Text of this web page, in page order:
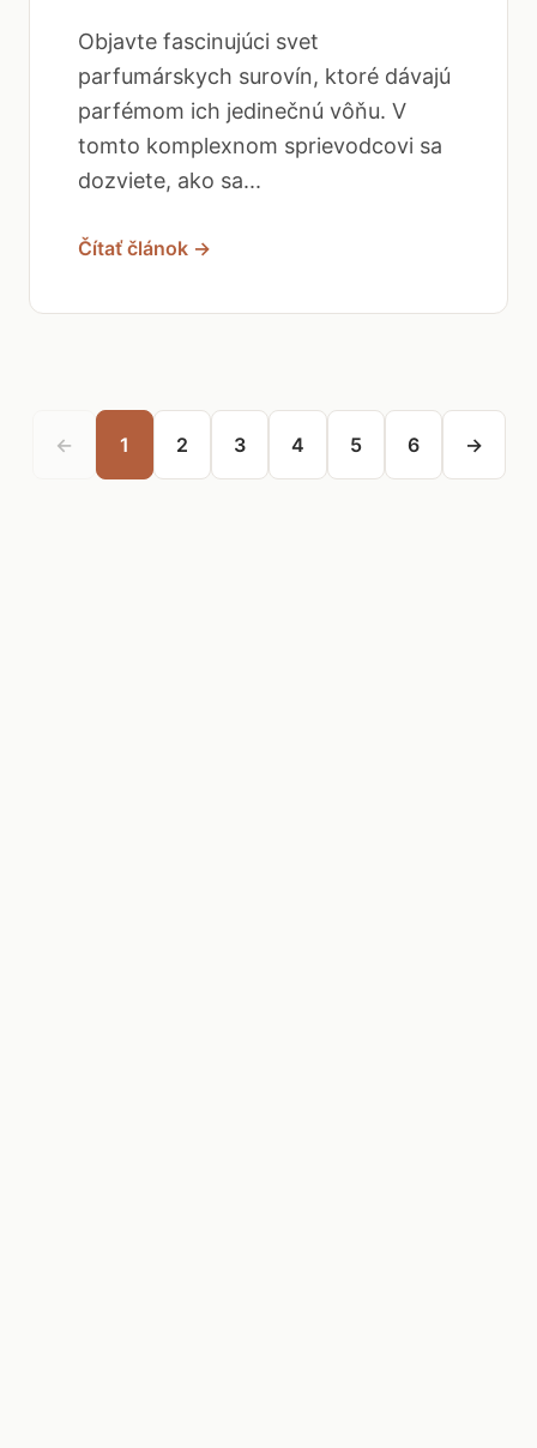
Objavte fascinujúci svet
parfumárskych surovín, ktoré dávajú
parfémom ich jedinečnú vôňu. V
tomto komplexnom sprievodcovi sa
dozviete, ako sa...
Čítať článok →
← 1 2 3 4 5 6 →